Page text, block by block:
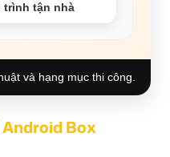
trình tận nhà
và hạng mục thi công.
Box